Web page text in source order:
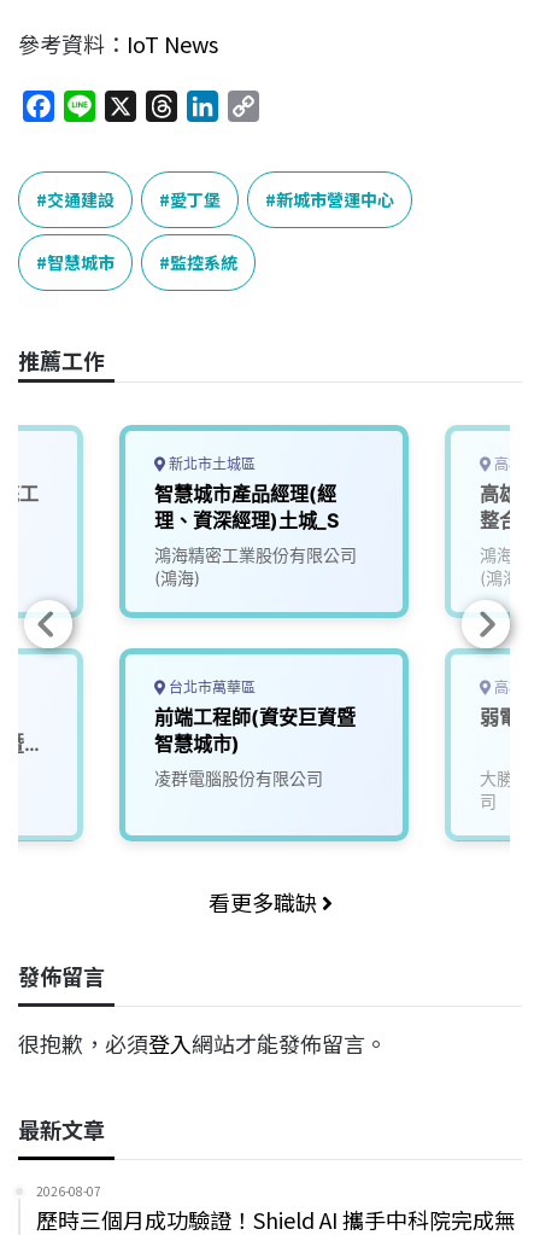
參考資料： IoT News
c
e
b
o
o
n
e
r
e
a
d
s
n
k
e
d
I
p
y
L
交通建設 愛丁堡 新城市營運中心
智慧城市 監控系統
推薦工作
工
智
新北市土城區
智慧城市產品經理(經
理、資深經理)土城_S
鴻海精密工業股份有限公司
(鴻海)
台北市萬華區
前端工程師(資安巨資暨
智慧城市)
凌群電腦股份有限公司
高雄
高雄
整合
鴻海精
(鴻海)
高雄
弱電
大勝網
司
看更多職缺
發佈留言
很抱歉，必須登入網站才能發佈留言。
最新文章
2026-08-07
歷時三個月成功驗證！Shield AI 攜手中科院完成無